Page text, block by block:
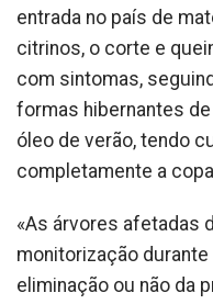
entrada no país de
citrinos, o corte e
com sintomas,
formas hibernantes
óleo de verão, tendo
completamente a
«As árvores afetadas
monitorização
eliminação ou não da